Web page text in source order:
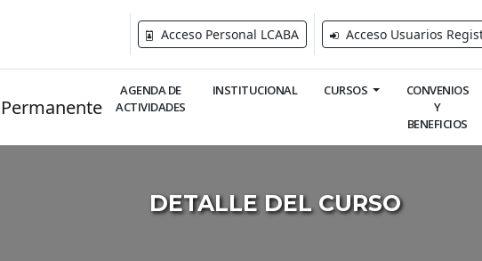
Acceso Personal LCABA Acceso Usuarios
AGENDA DE
ACTIVIDADES
INSTITUCIONAL CURSOS
CONVENIOS
Y
BENEFICIOS
DETALLE DEL CURSO